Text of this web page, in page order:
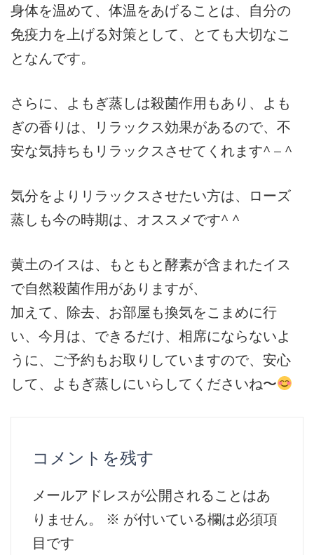
身体を温めて、体温をあげることは、自分の
免疫力を上げる対策として、とても大切なこ
となんです。
さらに、よもぎ蒸しは殺菌作用もあり、よも
ぎの香りは、リラックス効果があるので、不
安な気持ちもリラックスさせてくれます^ – ^
気分をよりリラックスさせたい方は、ローズ
蒸しも今の時期は、オススメです^ ^
黄土のイスは、もともと酵素が含まれたイス
で自然殺菌作用がありますが、
加えて、除去、お部屋も換気をこまめに行
い、今月は、できるだけ、相席にならないよ
うに、ご予約もお取りしていますので、安心
して、よもぎ蒸しにいらしてくださいね〜
コメントを残す
メールアドレスが公開されることはあ
りません。
※ が付いている欄は必須項
目です